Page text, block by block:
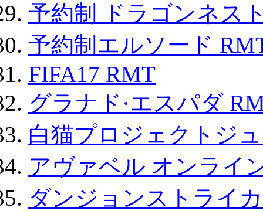
予約制 ドラゴンネス
予約制エルソード
FIFA17 RMT
グラナド·エスパダ
白猫プロジェクトジ
アヴァベル オンライ
ダンジョンストライ